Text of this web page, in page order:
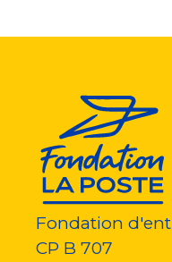
Fondation
CP B 707